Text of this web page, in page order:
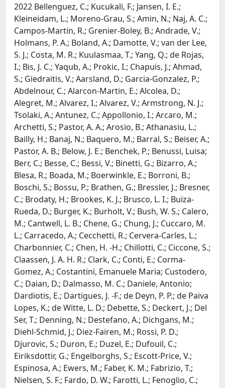
2022 Bellenguez, C.; Kucukali, F.; Jansen, I. E.;
Kleineidam, L.; Moreno-Grau, S.; Amin, N.; Naj, A. C.;
Campos-Martin, R.; Grenier-Boley, B.; Andrade, V.;
Holmans, P. A.; Boland, A.; Damotte, V.; van der Lee,
S. J.; Costa, M. R.; Kuulasmaa, T.; Yang, Q.; de Rojas,
I.; Bis, J. C.; Yaqub, A.; Prokic, I.; Chapuis, J.; Ahmad,
S.; Giedraitis, V.; Aarsland, D.; Garcia-Gonzalez, P.;
Abdelnour, C.; Alarcon-Martin, E.; Alcolea, D.;
Alegret, M.; Alvarez, I.; Alvarez, V.; Armstrong, N. J.;
Tsolaki, A.; Antunez, C.; Appollonio, I.; Arcaro, M.;
Archetti, S.; Pastor, A. A.; Arosio, B.; Athanasiu, L.;
Bailly, H.; Banaj, N.; Baquero, M.; Barral, S.; Beiser, A.;
Pastor, A. B.; Below, J. E.; Benchek, P.; Benussi, Luisa;
Berr, C.; Besse, C.; Bessi, V.; Binetti, G.; Bizarro, A.;
Blesa, R.; Boada, M.; Boerwinkle, E.; Borroni, B.;
Boschi, S.; Bossu, P.; Brathen, G.; Bressler, J.; Bresner,
C.; Brodaty, H.; Brookes, K. J.; Brusco, L. I.; Buiza-
Rueda, D.; Burger, K.; Burholt, V.; Bush, W. S.; Calero,
M.; Cantwell, L. B.; Chene, G.; Chung, J.; Cuccaro, M.
L.; Carracedo, A.; Cecchetti, R.; Cervera-Carles, L.;
Charbonnier, C.; Chen, H. -H.; Chillotti, C.; Ciccone, S.;
Claassen, J. A. H. R.; Clark, C.; Conti, E.; Corma-
Gomez, A.; Costantini, Emanuele Maria; Custodero,
C.; Daian, D.; Dalmasso, M. C.; Daniele, Antonio;
Dardiotis, E.; Dartigues, J. -F.; de Deyn, P. P.; de Paiva
Lopes, K.; de Witte, L. D.; Debette, S.; Deckert, J.; Del
Ser, T.; Denning, N.; Destefano, A.; Dichgans, M.;
Diehl-Schmid, J.; Diez-Fairen, M.; Rossi, P. D.;
Djurovic, S.; Duron, E.; Duzel, E.; Dufouil, C.;
Eiriksdottir, G.; Engelborghs, S.; Escott-Price, V.;
Espinosa, A.; Ewers, M.; Faber, K. M.; Fabrizio, T.;
Nielsen, S. F.; Fardo, D. W.; Farotti, L.; Fenoglio, C.;